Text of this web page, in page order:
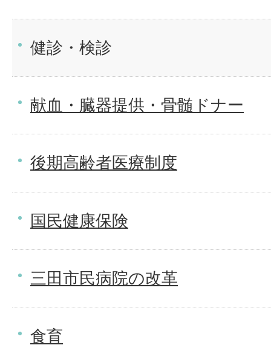
健診・検診
献血・臓器提供・骨髄ドナー
後期高齢者医療制度
国民健康保険
三田市民病院の改革
食育